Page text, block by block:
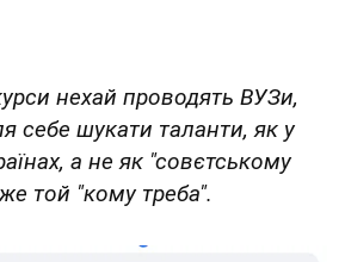
нехай проводять ВУЗи,
себе шукати таланти, як у
а не як "совєтському
той "кому треба".